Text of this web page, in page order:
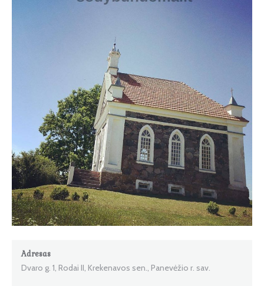
Adresas
Dvaro g. 1, Rodai II, Krekenavos sen., Panevėžio r. sav.